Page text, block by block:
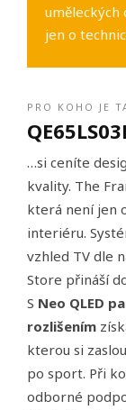
uměleckých
jen o
PRO KOHO JE
…si ceníte
kvality. The
která není jen
interiéru.
vzhled TV dle
Store přináší
S Neo QLED
rozlišením
kterou si
po sport. Při
odborné